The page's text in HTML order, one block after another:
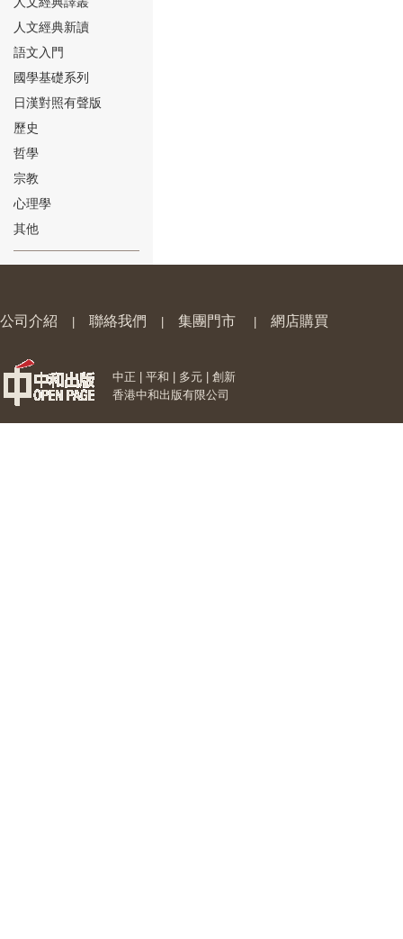
⑱
⑳
人文經典新讀
語文入門
國學基礎系列
日漢對照有聲版
歷史
哲學
宗教
心理學
其他
公司介紹 聯絡我們 集團門市 網店購買
中正 | 平和 | 多元 | 創新
香港中和出版有限公司